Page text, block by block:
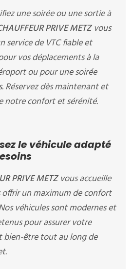
une soirée ou une sortie à
PRIVE METZvous
service de VTC fiable et
vos déplacements à la
ou pour une soirée
Réservez dès maintenant et
notre confort et sérénité.
le véhicule adapté
PRIVE METZvous accueille
un maximum de confort
véhicules sont modernes et
pour assurer votre
bien-être tout au long de